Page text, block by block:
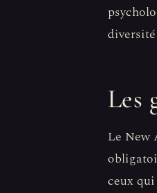
Les
Le New
ceux